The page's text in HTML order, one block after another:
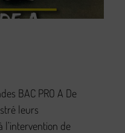
BAC PRO A De
leurs
l’intervention de